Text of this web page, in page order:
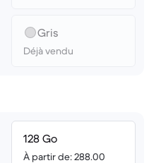
Gris
Déjà vendu
128 Go
À partir de: 288.00